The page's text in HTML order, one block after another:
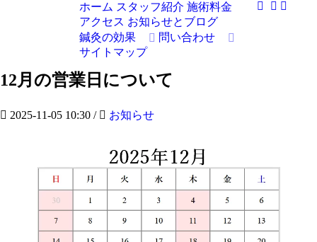
ホーム スタッフ紹介 施術料金
アクセス お知らせとブログ
鍼灸の効果
問い合わせ
サイトマップ
12月の営業日について
2025-11-05 10:30 / お知らせ